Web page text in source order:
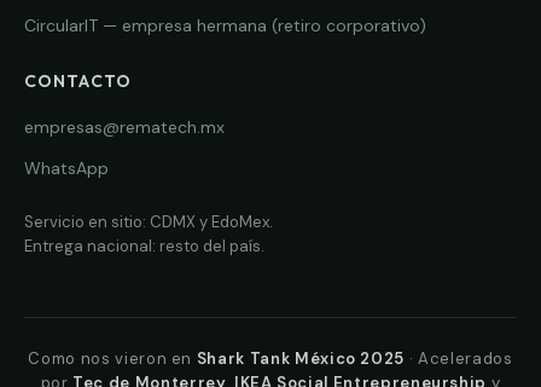
CircularIT — empresa hermana (retiro corporativo)
CONTACTO
empresas@rematech.mx
WhatsApp
Servicio en sitio: CDMX y EdoMex.
Entrega nacional: resto del país.
Como nos vieron en Shark Tank México 2025 · Acelerados
por Tec de Monterrey, IKEA Social Entrepreneurship y